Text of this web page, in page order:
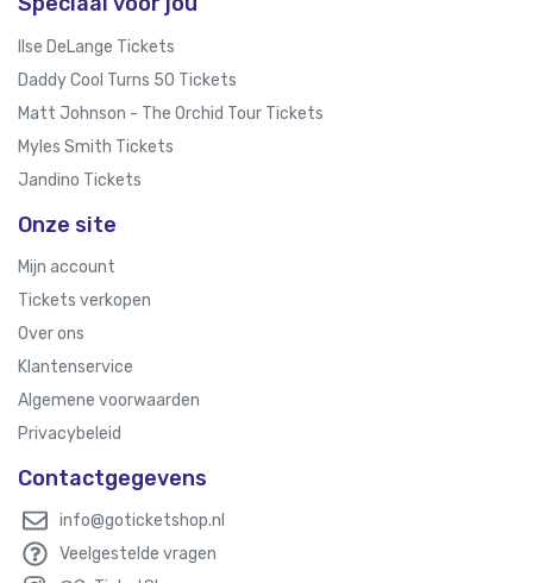
Ilse DeLange Tickets
Daddy Cool Turns 50 Tickets
Matt Johnson - The Orchid Tour Tickets
Myles Smith Tickets
Jandino Tickets
Onze site
Mijn account
Tickets verkopen
Over ons
Klantenservice
Algemene voorwaarden
Privacybeleid
Contactgegevens
info@goticketshop.nl
Veelgestelde vragen